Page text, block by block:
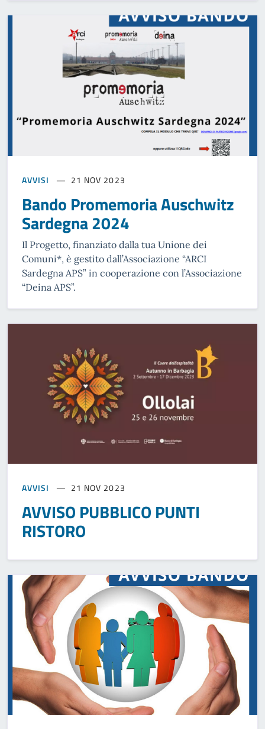
AVVISI 21 NOV 2023
Bando Promemoria Auschwitz
Sardegna 2024
Il Progetto, finanziato dalla tua Unione dei
Comuni*, è gestito dall’Associazione “ARCI
Sardegna APS” in cooperazione con l’Associazione
“Deina APS”.
AVVISI 21 NOV 2023
AVVISO PUBBLICO PUNTI
RISTORO